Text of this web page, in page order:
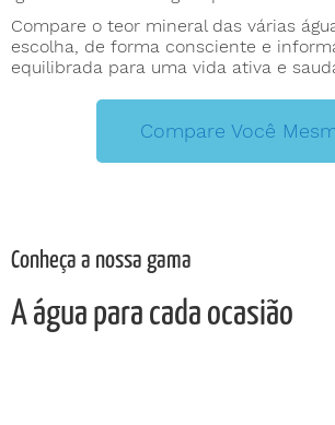
Compare o teor mineral das várias
escolha, de forma consciente e
equilibrada para uma vida ativa e
Compare Você
Conheça a nossa gama
A água para cada ocasião